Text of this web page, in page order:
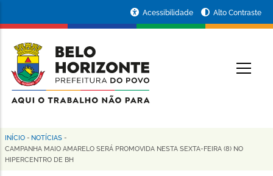
conteúdo
principal
da
Prefeitura
de
Horizonte
Acessibilidade Alto Contraste
Trilha
de
INÍCIO - NOTÍCIAS -
CAMPANHA MAIO AMARELO SERÁ PROMOVIDA NESTA SEXTA-FEIRA (8) NO
HIPERCENTRO DE BH